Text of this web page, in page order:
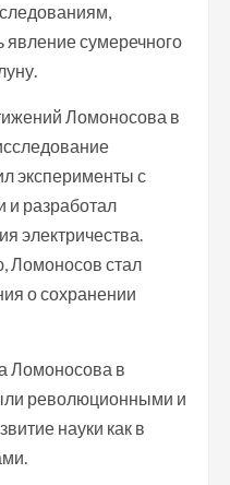
сумеречного
Ломоносова в
эксперименты с
и разработал
электричества.
Ломоносов стал
о сохранении
Ломоносова в
революционными и
науки как в